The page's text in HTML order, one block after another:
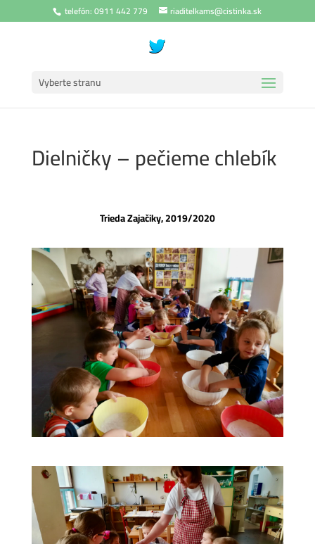
telefón: 0911 442 779 riaditelkams@cistinka.sk
Vyberte stranu
Dielničky – pečieme chlebík
Trieda Zajačiky, 2019/2020